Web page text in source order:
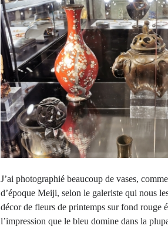
J’ai photographié beaucoup de vases,
d’époque Meiji, selon le galeriste qui nous
décor de fleurs de printemps sur fond rouge
l’impression que le bleu domine dans la